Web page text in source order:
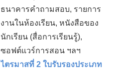
ธนาคารคำถามสอบ, รายการ
งานในห้องเรียน, หนังสือของ
นักเรียน (สื่อการเรียนรู้),
ซอฟต์แวร์การสอน ฯลฯ
ไตรมาสที่ 2 ใบรับรองประเภท